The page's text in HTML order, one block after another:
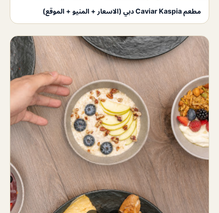
مطعم Caviar Kaspia دبي (الاسعار + المنيو + الموقع)